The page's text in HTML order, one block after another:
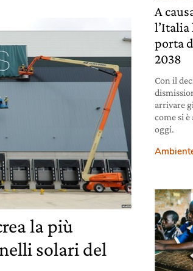
la più
solari del
A
l’Italia
porta
2038
Con il
arrivare
come si
oggi.